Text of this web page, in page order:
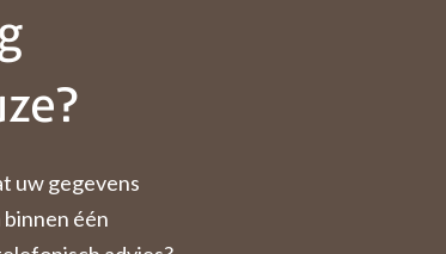
uw gegevens
één